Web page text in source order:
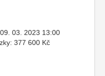
03. 2023 13:00
377 600 Kč